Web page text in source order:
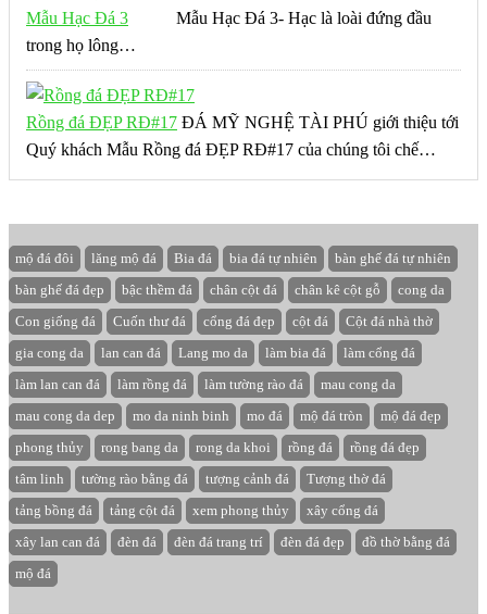
Mẫu Hạc Đá 3 Mẫu Hạc Đá 3- Hạc là loài đứng đầu
trong họ lông…
Rồng đá ĐẸP RĐ#17 ĐÁ MỸ NGHỆ TÀI PHÚ giới thiệu tới
Quý khách Mẫu Rồng đá ĐẸP RĐ#17 của chúng tôi chế…
mộ đá đôi lăng mộ đá Bia đá bia đá tự nhiên
bàn ghế đá tự nhiên
bàn ghế đá đẹp
bậc thềm đá chân cột đá chân kê cột gỗ
cong da
Con giống đá
Cuốn thư đá cổng đá đẹp cột đá
Cột đá nhà thờ
gia cong da
lan can đá Lang mo da làm bia đá
làm cổng đá
làm lan can đá
làm rồng đá làm tường rào đá
mau cong da
mau cong da dep
mo da ninh binh mo đá mộ đá tròn
mộ đá đẹp
phong thủy
rong bang da rong da khoi rồng đá
rồng đá đẹp
tâm linh
tường rào bằng đá tượng cảnh đá
Tượng thờ đá
tảng bồng đá
tảng cột đá xem phong thủy
xây cổng đá
xây lan can đá
đèn đá đèn đá trang trí đèn đá đẹp
đồ thờ bằng đá
mộ đá